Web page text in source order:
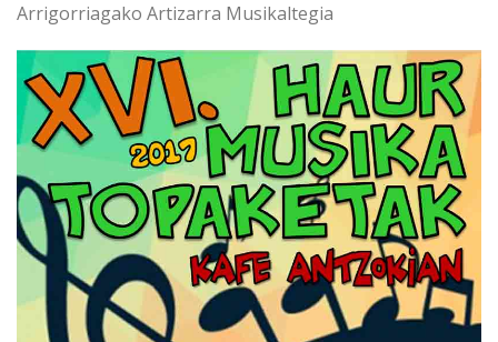
Arrigorriagako Artizarra Musikaltegia